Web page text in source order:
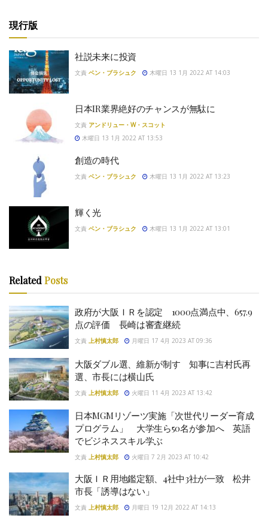
現行版
社説未来に投資
文責 ベン・ブラシュク 木曜日 13 1月 2022 AT 14:03
日本IR業界絶好のチャンスが無駄に
文責 アンドリュー・W・スコット
木曜日 13 1月 2022 AT 13:53
創造の時代
文責 ベン・ブラシュク 木曜日 13 1月 2022 AT 13:23
輝く光
文責 ベン・ブラシュク 木曜日 13 1月 2022 AT 13:01
RelatedPosts
政府が大阪ＩＲを認定 1000点満点中、657.9
点の評価 長崎は審査継続
文責 上村慎太郎 月曜日 17 4月 2023 AT 09:36
大阪ダブル選、維新が制す 知事に吉村氏再
選、市長には横山氏
文責 上村慎太郎 火曜日 11 4月 2023 AT 13:42
日本MGMリゾーツ実施「次世代リーダー育成
プログラム」 大学生ら50名が参加へ 英語
でビジネススキル学ぶ
文責 上村慎太郎 火曜日 7 2月 2023 AT 10:42
大阪ＩＲ用地鑑定額、4社中3社が一致 松井
市長「誘導はない」
文責 上村慎太郎 月曜日 19 12月 2022 AT 14:13